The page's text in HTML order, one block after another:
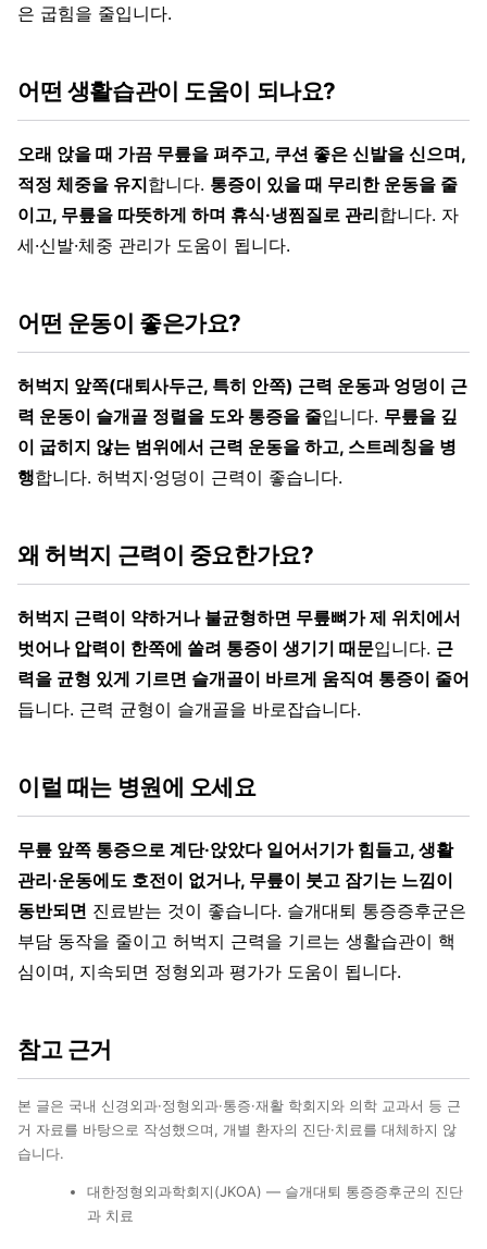
은 굽힘을 줄입니다.
어떤 생활습관이 도움이 되나요?
오래 앉을 때 가끔 무릎을 펴주고, 쿠션 좋은 신발을 신으며,
적정 체중을 유지합니다. 통증이 있을 때 무리한 운동을 줄
이고, 무릎을 따뜻하게 하며 휴식·냉찜질로 관리합니다. 자
세·신발·체중 관리가 도움이 됩니다.
어떤 운동이 좋은가요?
허벅지 앞쪽(대퇴사두근, 특히 안쪽) 근력 운동과 엉덩이 근
력 운동이 슬개골 정렬을 도와 통증을 줄입니다. 무릎을 깊
이 굽히지 않는 범위에서 근력 운동을 하고, 스트레칭을 병
행합니다. 허벅지·엉덩이 근력이 좋습니다.
왜 허벅지 근력이 중요한가요?
허벅지 근력이 약하거나 불균형하면 무릎뼈가 제 위치에서
벗어나 압력이 한쪽에 쏠려 통증이 생기기 때문입니다. 근
력을 균형 있게 기르면 슬개골이 바르게 움직여 통증이 줄어
듭니다. 근력 균형이 슬개골을 바로잡습니다.
이럴 때는 병원에 오세요
무릎 앞쪽 통증으로 계단·앉았다 일어서기가 힘들고, 생활
관리·운동에도 호전이 없거나, 무릎이 붓고 잠기는 느낌이
동반되면 진료받는 것이 좋습니다. 슬개대퇴 통증증후군은
부담 동작을 줄이고 허벅지 근력을 기르는 생활습관이 핵
심이며, 지속되면 정형외과 평가가 도움이 됩니다.
참고 근거
본 글은 국내 신경외과·정형외과·통증·재활 학회지와 의학 교과서 등 근
거 자료를 바탕으로 작성했으며, 개별 환자의 진단·치료를 대체하지 않
습니다.
대한정형외과학회지(JKOA) — 슬개대퇴 통증증후군의 진단
과 치료